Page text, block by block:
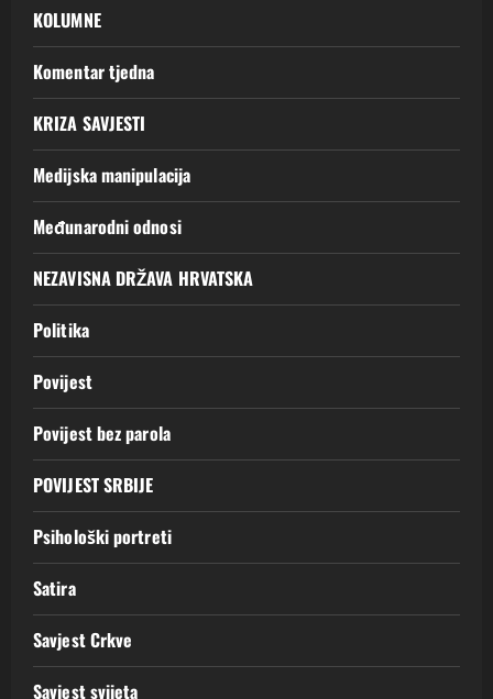
KOLUMNE
Komentar tjedna
KRIZA SAVJESTI
Medijska manipulacija
Međunarodni odnosi
NEZAVISNA DRŽAVA HRVATSKA
Politika
Povijest
Povijest bez parola
POVIJEST SRBIJE
Psihološki portreti
Satira
Savjest Crkve
Savjest svijeta